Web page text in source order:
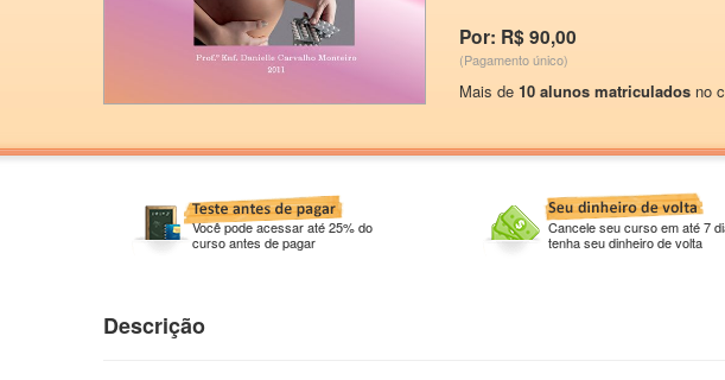
Por: R$ 90,00
(Pagamento único)
Mais de 10 alunos matriculados no
Você pode acessar até 25% do
curso antes de pagar
Cancele seu curso em até 7
tenha seu dinheiro de volta
Descrição